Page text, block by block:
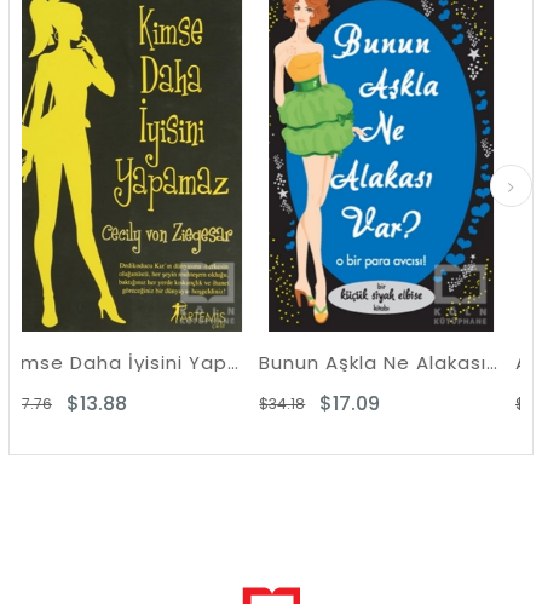
Kimse Daha İyisini Yapamaz
İndirim
%50İndirim
Bunun Aşkla Ne Alakası Var?
İndirim
%50İndirim
Ahlaksız Teklif